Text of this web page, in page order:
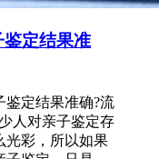
定结果准
定结果准确?流
人对亲子鉴定存
光彩，所以如果